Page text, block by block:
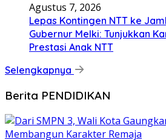
Agustus 7, 2026
Lepas Kontingen NTT ke
Gubernur Melki: Tunjukkan
Prestasi Anak NTT
Selengkapnya
Berita PENDIDIKAN